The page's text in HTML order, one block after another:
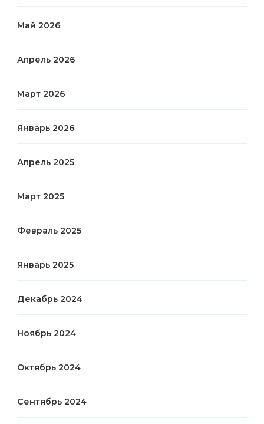
Май 2026
Апрель 2026
Март 2026
Январь 2026
Апрель 2025
Март 2025
Февраль 2025
Январь 2025
Декабрь 2024
Ноябрь 2024
Октябрь 2024
Сентябрь 2024